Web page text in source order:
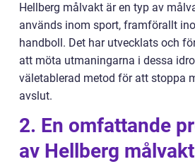
Hellberg målvakt är en typ av
används inom sport, framförallt
handboll. Det har utvecklats och
att möta utmaningarna i dessa
väletablerad metod för att stoppa
avslut.
2. En omfattande
av Hellberg målvakt